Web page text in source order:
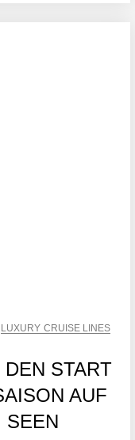
LUXURY CRUISE LINES
START
AUF
SEEN